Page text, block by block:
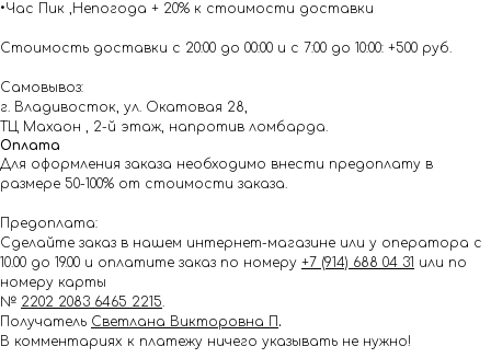
•Час Пик ,Непогода + 20% к стоимости доставки
Стоимость доставки с 20:00 до 00:00 и с 7:00 до 10:00: +500 руб.
Самовывоз:
г. Владивосток, ул. Окатовая 28,
ТЦ Махаон , 2-й этаж, напротив ломбарда.
Оплата
Для оформления заказа необходимо внести предоплату в
размере 50-100% от стоимости заказа.
Предоплата:
Сделайте заказ в нашем интернет-магазине или у оператора с
10.00 до 19.00 и оплатите заказ по номеру +7 (914) 688 04 31 или по
номеру карты
№ 2202 2083 6465 2215.
Получатель Светлана Викторовна П .
В комментариях к платежу ничего указывать не нужно!